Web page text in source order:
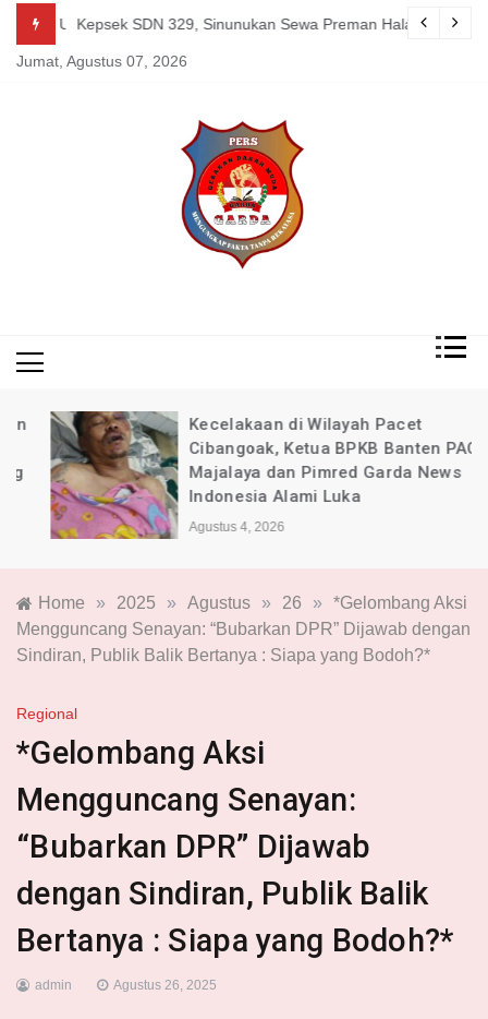
content
Uden Pimred Garda News Indonesia yang Sedang Pemulihan
Kepsek SDN 329, Sinunukan Sewa Preman Halau LSM
Jumat, Agustus 07, 2026
Kecelakaan di Wilayah Pacet
Cibangoak, Ketua BPKB Banten PAC
Majalaya dan Pimred Garda News
Indonesia Alami Luka
Agustus 4, 2026
Home » 2025 » Agustus » 26 »
*Gelombang Aksi
Mengguncang Senayan: “Bubarkan DPR” Dijawab dengan
Sindiran, Publik Balik Bertanya : Siapa yang Bodoh?*
Regional
*Gelombang Aksi
Mengguncang Senayan:
“Bubarkan DPR” Dijawab
dengan Sindiran, Publik Balik
Bertanya : Siapa yang Bodoh?*
admin Agustus 26, 2025